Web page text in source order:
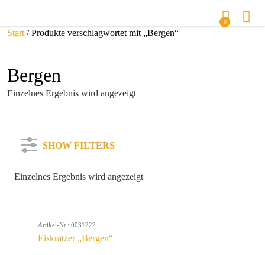
0
Start / Produkte verschlagwortet mit „Bergen“
Bergen
Einzelnes Ergebnis wird angezeigt
SHOW FILTERS
Farbe
Einzelnes Ergebnis wird angezeigt
Artikel-Nr.: 0031222
Eiskratzer „Bergen“